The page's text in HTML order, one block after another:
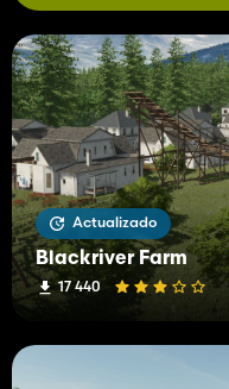
Actualizado
Blackriver Farm
17 440